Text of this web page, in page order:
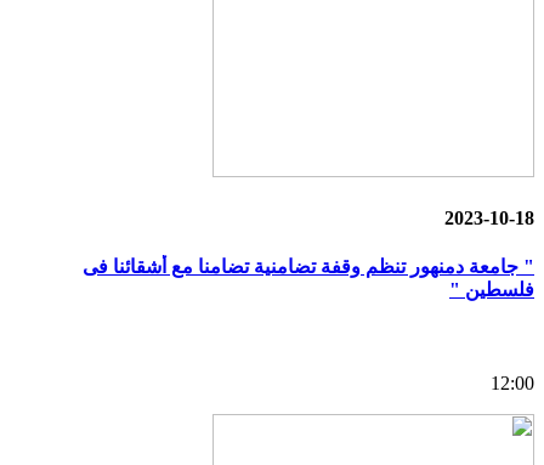
2023-10-18
" جامعة دمنهور تنظم وقفة تضامنية تضامنا مع أشقائنا فى
فلسطين "
12:00